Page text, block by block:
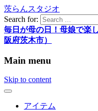
茨らんスタジオ
Search for:
毎日が母の日！母娘で楽
阪府茨木市）
Main menu
Skip to content
アイテム